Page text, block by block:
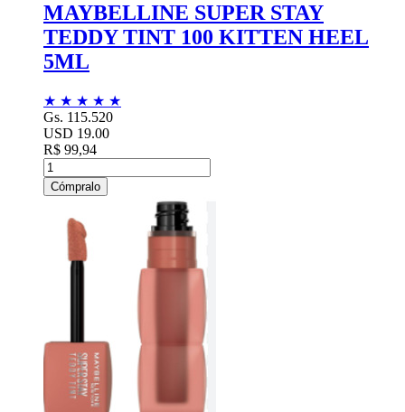
MAYBELLINE SUPER STAY
TEDDY TINT 100 KITTEN HEEL
5ML
★ ★ ★ ★ ★
Gs. 115.520
USD 19.00
R$ 99,94
Cómpralo